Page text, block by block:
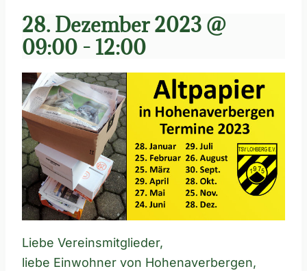
28. Dezember 2023 @
09:00 - 12:00
Liebe Vereinsmitglieder,
liebe Einwohner von Hohenaverbergen,